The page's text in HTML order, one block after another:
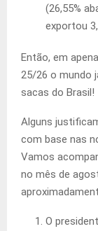
(26,55%
exportou
Então, em
25/26 o mundo
sacas do Brasil!
Alguns
com base nas
Vamos
no mês de
O